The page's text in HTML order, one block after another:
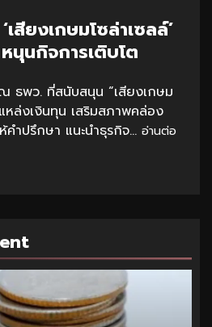
สียงเกษมโซล่าเซลล์’
นกิจการเติบโต
ธพว. ที่สนับสนุน “เสียงเกษม
หล่งเงินทุน เสริมสภาพคล่อง
ำปรึกษา แนะนำธุรกิจ... อ่านต่อ